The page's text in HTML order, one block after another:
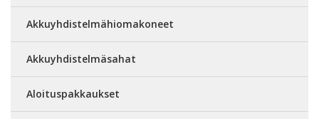
Akkuyhdistelmähiomakoneet
Akkuyhdistelmäsahat
Aloituspakkaukset